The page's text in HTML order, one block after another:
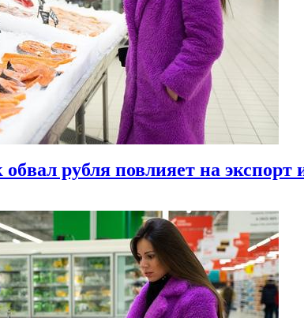
рубля повлияет на